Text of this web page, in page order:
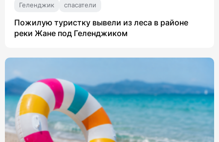
Геленджик спасатели
Пожилую туристку вывели из леса в районе
реки Жане под Геленджиком